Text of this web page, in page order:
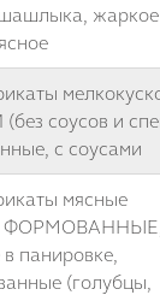
жаркое
соусов и
с соусами
мясные
панировке,
(голубцы,